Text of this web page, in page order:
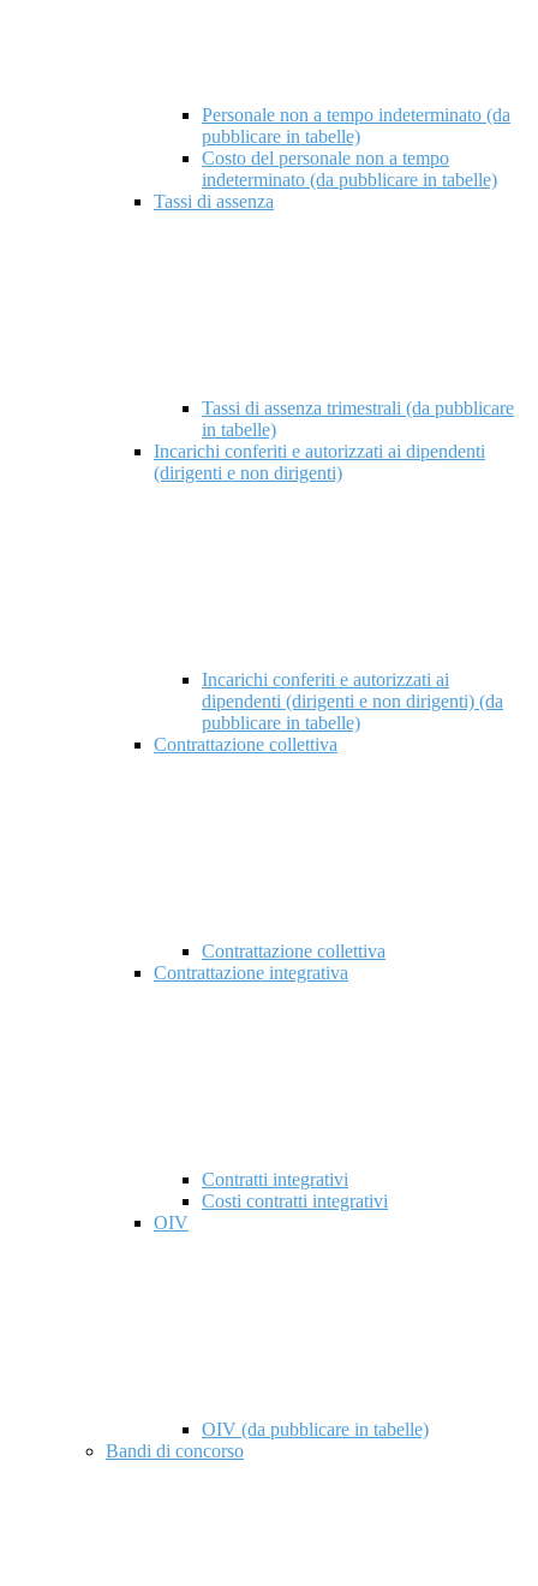
Personale non a tempo indeterminato (da
pubblicare in tabelle)
Costo del personale non a tempo
indeterminato (da pubblicare in tabelle)
Tassi di assenza
Tassi di assenza trimestrali (da pubblicare
in tabelle)
Incarichi conferiti e autorizzati ai dipendenti
(dirigenti e non dirigenti)
Incarichi conferiti e autorizzati ai
dipendenti (dirigenti e non dirigenti) (da
pubblicare in tabelle)
Contrattazione collettiva
Contrattazione collettiva
Contrattazione integrativa
Contratti integrativi
Costi contratti integrativi
OIV
OIV (da pubblicare in tabelle)
Bandi di concorso